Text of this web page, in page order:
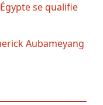
se qualifie
Aubameyang